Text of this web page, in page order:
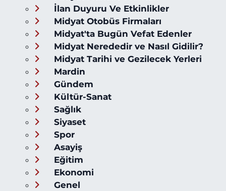
İlan Duyuru Ve Etkinlikler
Midyat Otobüs Firmaları
Midyat'ta Bugün Vefat Edenler
Midyat Nerededir ve Nasıl Gidilir?
Midyat Tarihi ve Gezilecek Yerleri
Mardin
Gündem
Kültür-Sanat
Sağlık
Siyaset
Spor
Asayiş
Eğitim
Ekonomi
Genel